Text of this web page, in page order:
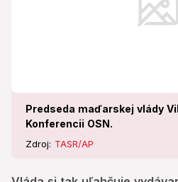
Predseda maďarskej vlády
Konferencii OSN.
Zdroj: TASR/AP